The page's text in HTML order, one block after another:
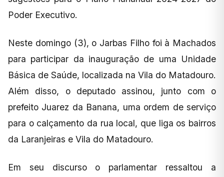
Poder Executivo.
Neste domingo (3), o Jarbas Filho foi à Machados
para participar da inauguração de uma Unidade
Básica de Saúde, localizada na Vila do Matadouro.
Além disso, o deputado assinou, junto com o
prefeito Juarez da Banana, uma ordem de serviço
para o calçamento da rua local, que liga os bairros
da Laranjeiras e Vila do Matadouro.
Em seu discurso o parlamentar ressaltou a